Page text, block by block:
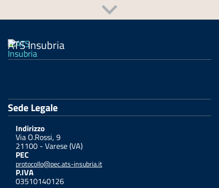
ATS Insubria
Sede Legale
Indirizzo
Via O.Rossi, 9
21100 - Varese (VA)
PEC
protocollo@pec.ats-insubria.it
P.IVA
03510140126